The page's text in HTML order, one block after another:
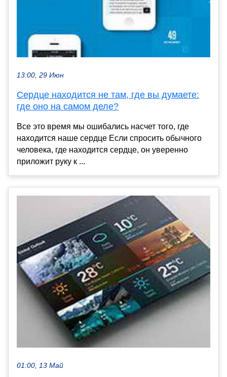
13:00, 29 Июн
Сердце находится не там, где вы думаете:
где оно на самом деле?
Все это время мы ошибались насчет того, где
находится наше сердце Если спросить обычного
человека, где находится сердце, он уверенно
приложит руку к ...
01:00, 13 Май